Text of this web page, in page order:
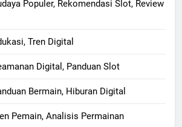
Populer, Rekomendasi Slot, Review
Tren Digital
Digital, Panduan Slot
Bermain, Hiburan Digital
Pemain, Analisis Permainan